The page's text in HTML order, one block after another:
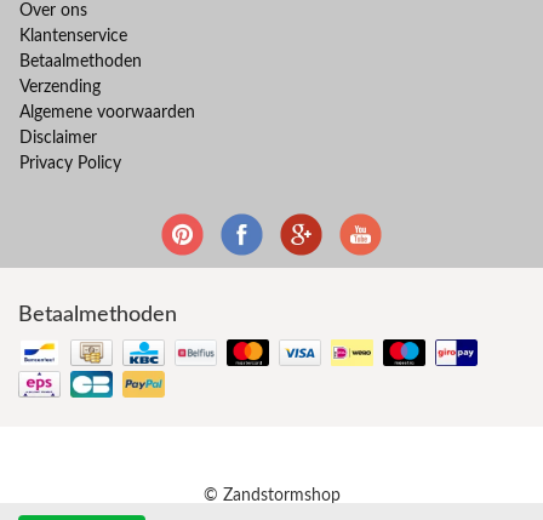
Over ons
Klantenservice
Betaalmethoden
Verzending
Algemene voorwaarden
Disclaimer
Privacy Policy
Betaalmethoden
© Zandstormshop